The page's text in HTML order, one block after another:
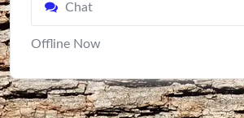
Chat
Offline Now